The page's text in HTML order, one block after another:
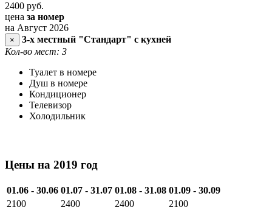
2400 руб.
цена за номер
на Август 2026
×
3-х местный "Стандарт" с кухней
Кол-во мест: 3
Туалет в номере
Душ в номере
Кондиционер
Телевизор
Холодильник
Цены на 2019 год
01.06 - 30.06 01.07 - 31.07 01.08 - 31.08 01.09 - 30.09
2100
2400 2400 2100